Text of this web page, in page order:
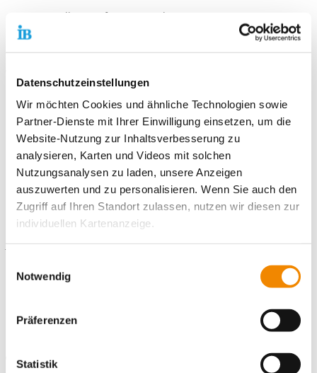
Datenschutzeinstellungen
Wir möchten Cookies und ähnliche Technologien sowie
Partner-Dienste mit Ihrer Einwilligung einsetzen, um die
Website-Nutzung zur Inhaltsverbesserung zu
analysieren, Karten und Videos mit solchen
Nutzungsanalysen zu laden, unsere Anzeigen
auszuwerten und zu personalisieren. Wenn Sie auch den
Zugriff auf Ihren Standort zulassen, nutzen wir diesen zur
individuellen Kartenanzeige.
unsere Partner Daten wie Ihre IP-Adresse und
verarbeiten diese zusammen mit Daten von anderen
Websites. Die Partner erkennen mitunter auch, wenn Sie
zum Website-Besuch verschiedene Geräte verwenden,
kann die Datenübertragung in Drittländer (insb. die USA)
Notwendig
Präferenzen
Statistik
Gruppe Albatros (für Jungen ab 13 J.)
Gruppe Kondor (für Jungen bis 14 J.)
Bitte nutze hierfür unser Online-Bewerbungsportal. Hier kannst
du persönliche Angaben und Einsatzwünsche eintragen sowie
die notwendigen Unterlagen (bitte im PNG-, JPG- oder PDF-
Format) direkt hochladen.
Kontaktiere uns!
E-Mail schreiben
Standort
Karolinenstraße 16
Telefonnummer
0 951 20879574